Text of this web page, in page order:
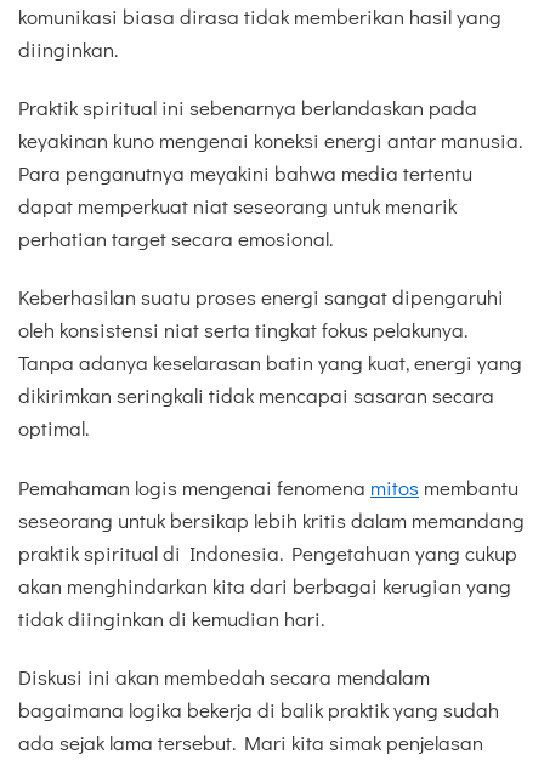
komunikasi biasa dirasa tidak memberikan hasil yang
diinginkan.
Praktik spiritual ini sebenarnya berlandaskan pada
keyakinan kuno mengenai koneksi energi antar manusia.
Para penganutnya meyakini bahwa media tertentu
dapat memperkuat niat seseorang untuk menarik
perhatian target secara emosional.
Keberhasilan suatu proses energi sangat dipengaruhi
oleh konsistensi niat serta tingkat fokus pelakunya.
Tanpa adanya keselarasan batin yang kuat, energi yang
dikirimkan seringkali tidak mencapai sasaran secara
optimal.
Pemahaman logis mengenai fenomena mitos membantu
seseorang untuk bersikap lebih kritis dalam memandang
praktik spiritual di Indonesia. Pengetahuan yang cukup
akan menghindarkan kita dari berbagai kerugian yang
tidak diinginkan di kemudian hari.
Diskusi ini akan membedah secara mendalam
bagaimana logika bekerja di balik praktik yang sudah
ada sejak lama tersebut. Mari kita simak penjelasan